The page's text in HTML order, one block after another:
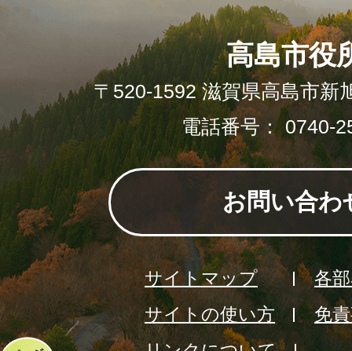
高島市役
〒520-1592 滋賀県高島市新
電話番号： 0740-
お問い合わ
サイトマップ
各
サイトの使い方
免